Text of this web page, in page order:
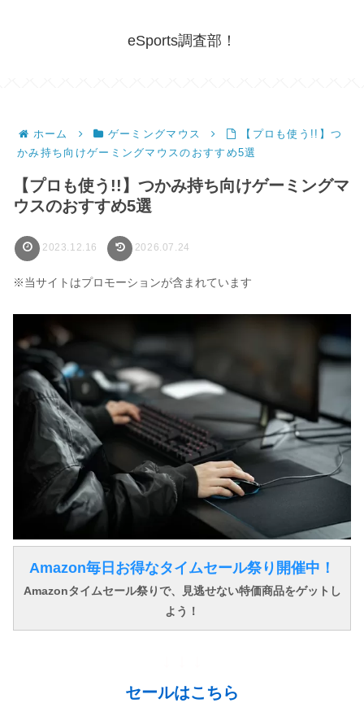
eSports調査部！
ホーム ゲーミングマウス
【プロも使う!!】つ
かみ持ち向けゲーミングマウスのおすすめ5選
【プロも使う!!】つかみ持ち向けゲーミングマ
ウスのおすすめ5選
2023.12.16 2026.07.24
※当サイトはプロモーションが含まれています
Amazon毎日お得なタイムセール祭り開催中！
Amazonタイムセール祭りで、見逃せない特価商品をゲットし
よう！
セールはこちら